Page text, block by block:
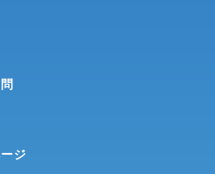
ジ